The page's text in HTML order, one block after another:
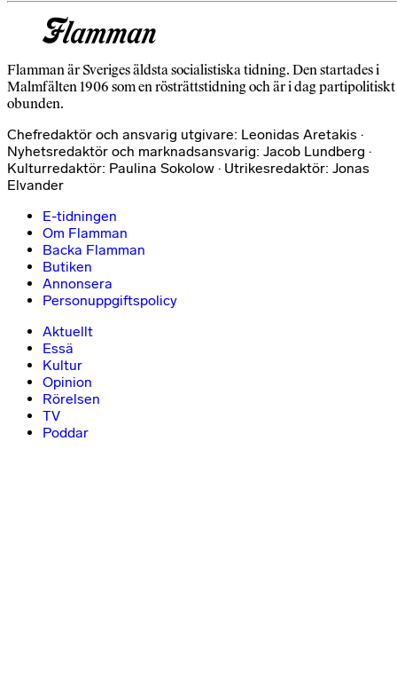
Flamman är Sveriges äldsta socialistiska tidning. Den startades i
Malmfälten 1906 som en rösträttstidning och är i dag partipolitiskt
obunden.
Chefredaktör och ansvarig utgivare: Leonidas Aretakis ·
Nyhetsredaktör och marknadsansvarig: Jacob Lundberg ·
Kulturredaktör: Paulina Sokolow · Utrikesredaktör: Jonas
Elvander
E-tidningen
Om Flamman
Backa Flamman
Butiken
Annonsera
Personuppgiftspolicy
Aktuellt
Essä
Kultur
Opinion
Rörelsen
TV
Poddar